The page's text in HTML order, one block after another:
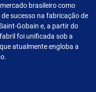
brasileiro como
sucesso na fabricação de
Gobain e, a partir do
foi unificada sob a
atualmente engloba a